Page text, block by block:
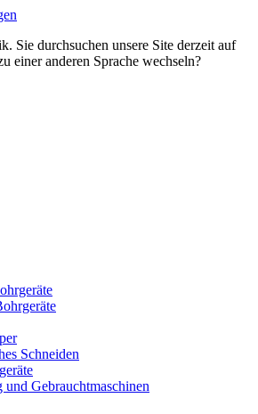
Sie durchsuchen unsere Site derzeit auf
einer anderen Sprache wechseln?
Schneiden
und Gebrauchtmaschinen